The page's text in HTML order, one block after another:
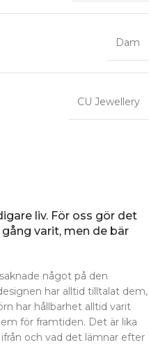
Dam
CU Jewellery
liv. För oss gör det
varit, men de bär
något på den
har alltid tilltalat dem,
har hållbarhet alltid varit
för framtiden. Det är lika
och vad det lämnar efter